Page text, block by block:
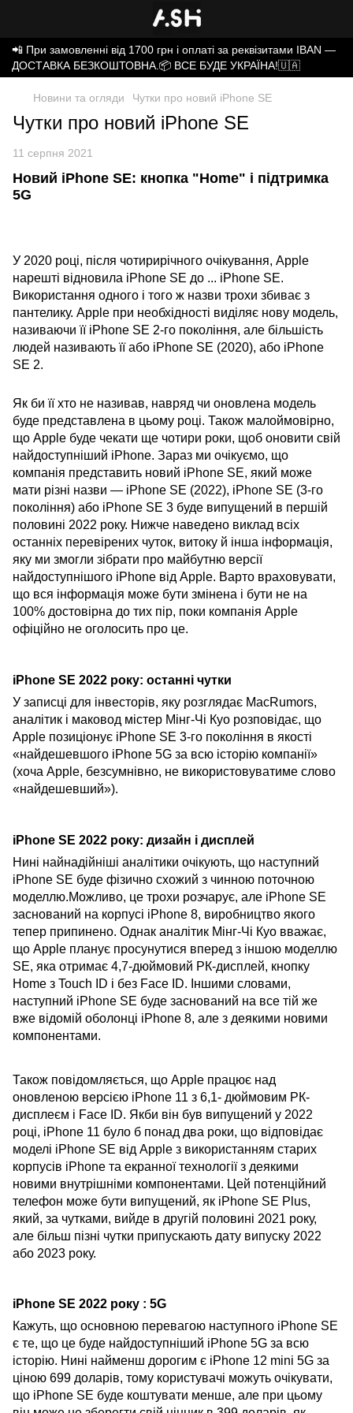
📲 При замовленні від 1700 грн і оплаті за реквізитами IBAN —
ДОСТАВКА БЕЗКОШТОВНА.📦 ВСЕ БУДЕ УКРАЇНА!🇺🇦
Новини та огляди Чутки про новий iPhone SE
Чутки про новий iPhone SE
11 серпня 2021
Новий iPhone SE: кнопка "Home" і підтримка
5G
У 2020 році, після чотирирічного очікування, Apple
нарешті відновила iPhone SE до ... iPhone SE.
Використання одного і того ж назви трохи збиває з
пантелику. Apple при необхідності виділяє нову модель,
називаючи її iPhone SE 2-го покоління, але більшість
людей називають її або iPhone SE (2020), або iPhone
SE 2.
Як би її хто не називав, навряд чи оновлена ​​модель
буде представлена ​​в цьому році. Також малоймовірно,
що Apple буде чекати ще чотири роки, щоб оновити свій
найдоступніший iPhone. Зараз ми очікуємо, що
компанія представить новий iPhone SE, який може
мати різні назви — iPhone SE (2022), iPhone SE (3-го
покоління) або iPhone SE 3 буде випущений в першій
половині 2022 року. Нижче наведено виклад всіх
останніх перевірених чуток, витоку й інша інформація,
яку ми змогли зібрати про майбутню версії
найдоступнішого iPhone від Apple. Варто враховувати,
що вся інформація може бути змінена і бути не на
100% достовірна до тих пір, поки компанія Apple
офіційно не оголосить про це.
iPhone SE 2022 року: останні чутки
У записці для інвесторів, яку розглядає MacRumors,
аналітик і маковод містер Мінг-Чі Куо розповідає, що
Apple позиціонує iPhone SE 3-го покоління в якості
«найдешевшого iPhone 5G за всю історію компанії»
(хоча Apple, безсумнівно, не використовуватиме слово
«найдешевший»).
iPhone SE 2022 року: дизайн і дисплей
Нині найнадійніші аналітики очікують, що наступний
iPhone SE буде фізично схожий з чинною поточною
моделлю.Можливо, це трохи розчарує, але iPhone SE
заснований на корпусі iPhone 8, виробництво якого
тепер припинено. Однак аналітик Мінг-Чі Куо вважає,
що Apple планує просунутися вперед з іншою моделлю
SE, яка отримає 4,7-дюймовий РК-дисплей, кнопку
Home з Touch ID і без Face ID. Іншими словами,
наступний iPhone SE буде заснований на все тій же
вже відомій оболонці iPhone 8, але з деякими новими
компонентами.
Також повідомляється, що Apple працює над
оновленою версією iPhone 11 з 6,1- дюймовим РК-
дисплеєм і Face ID. Якби він був випущений у 2022
році, iPhone 11 було б понад два роки, що відповідає
моделі iPhone SE від Apple з використанням старих
корпусів iPhone та екранної технології з деякими
новими внутрішніми компонентами. Цей потенційний
телефон може бути випущений, як iPhone SE Plus,
який, за чутками, вийде в другій половині 2021 року,
але більш пізні чутки припускають дату випуску 2022
або 2023 року.
iPhone SE 2022 року : 5G
Кажуть, що основною перевагою наступного iPhone SE
є те, що це буде найдоступніший iPhone 5G за всю
історію. Нині найменш дорогим є iPhone 12 mini 5G за
ціною 699 доларів, тому користувачі можуть очікувати,
що iPhone SE буде коштувати менше, але при цьому